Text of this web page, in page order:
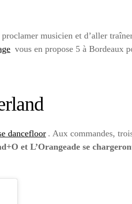
musicien et d’aller
vous en propose 5 à Bordeaux
dancefloor . Aux commandes,
et L’Orangeade se